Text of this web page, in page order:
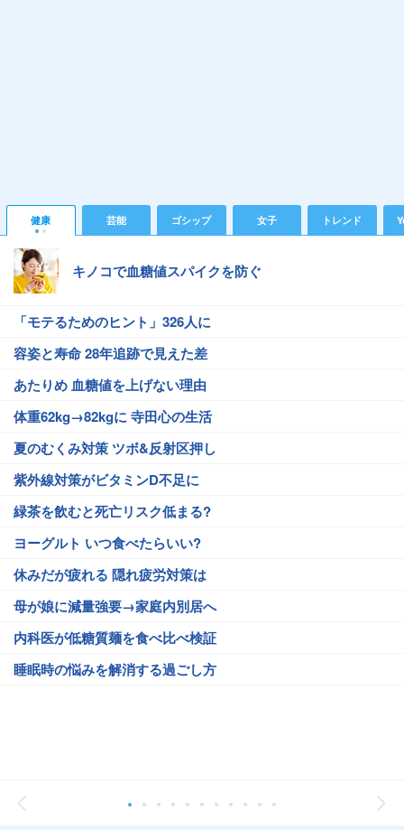
健康 芸能 ゴシップ 女子 トレンド
キノコで血糖値スパイクを防ぐ
「モテるためのヒント」326人に
容姿と寿命 28年追跡で見えた差
あたりめ 血糖値を上げない理由
体重62kg→82kgに 寺田心の生活
夏のむくみ対策 ツボ&反射区押し
紫外線対策がビタミンD不足に
緑茶を飲むと死亡リスク低まる?
ヨーグルト いつ食べたらいい?
休みだが疲れる 隠れ疲労対策は
母が娘に減量強要→家庭内別居へ
内科医が低糖質麺を食べ比べ検証
睡眠時の悩みを解消する過ごし方